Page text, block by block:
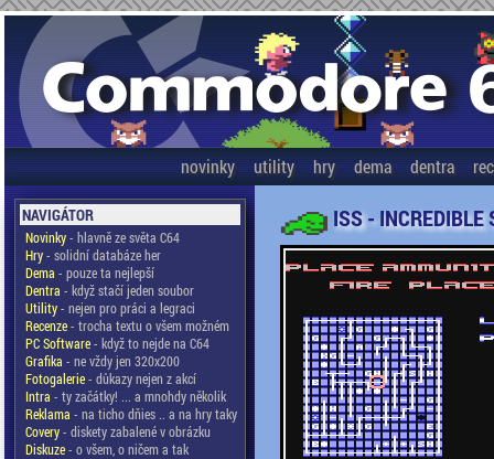
novinky utility hry dema dentra
NAVIGÁTOR
Novinky- hlavně ze světa C64
Hry- solidní databáze her
Dema - pouze ta nejlepší
Dentra - když stačí jeden soubor
Utility- nejen pro práci a legraci
Recenze- trocha textu o všem možném
PC Software- když to nejde na C64
Grafika - ne vždy jen 320x200
Fotogalerie- důkazy nejen z akcí
Intra - ty začátky! ... a mnohdy několik
Reklama - na ticho dňies .. a na hry taky
Covery- diskety zabalené v obrázku
Diskuze- o všem, o ničem a tak
ISS - INCREDIBLE